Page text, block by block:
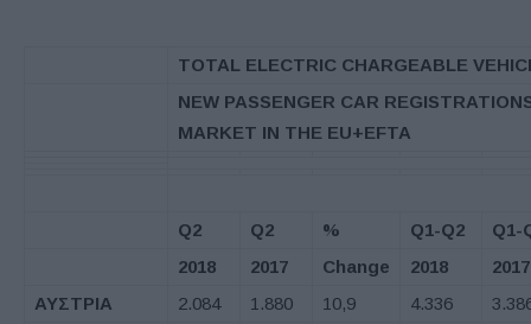
TOTAL ELECTRIC CHARGEABLE
NEW PASSENGER CAR
MARKET IN THE EU+EFTA
Q2 Q2 % Q1-Q2
Q1-
2018
2017 Change 2018
2017
ΑΥΣΤΡΙΑ
2.084 1.880 10,9 4.336